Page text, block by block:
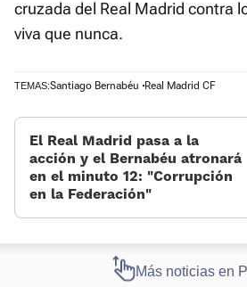
cruzada del Real Madrid contra
viva que nunca.
TEMAS:Santiago Bernabéu Real Madrid CF
El Real Madrid pasa a la
acción y el Bernabéu atronará
en el minuto 12: «Corrupción
en la Federación»
Más noticias en